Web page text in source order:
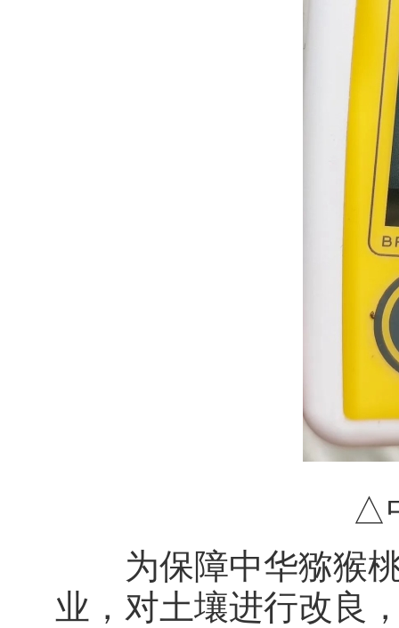
△中
为保障中华猕猴桃
业，对土壤进行改良